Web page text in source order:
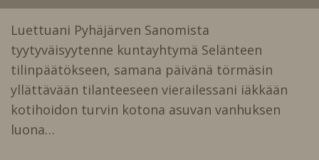
Luettuani Pyhäjärven Sanomista
tyytyväisyytenne kuntayhtymä Selänteen
tilinpäätökseen, samana päivänä törmäsin
yllättävään tilanteeseen vierailessani iäkkään
kotihoidon turvin kotona asuvan vanhuksen
luona…